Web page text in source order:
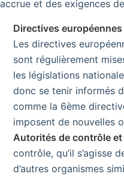
accrue et des exigences
Directives
Les directives
sont régulièrement
les législations
donc se tenir informés
comme la 6ème
imposent de nouvelles
Autorités de contrôle
contrôle, qu’il s’agisse
d’autres organismes